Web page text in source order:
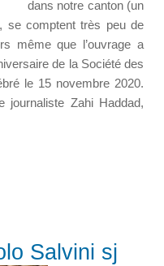
dans notre canton (un
se comptent très peu de
même que l’ouvrage a
de la Société des
le 15 novembre 2020.
journaliste Zahi Haddad,
Salvini sj